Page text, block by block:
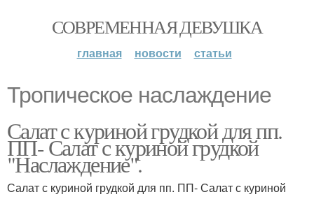
СОВРЕМЕННАЯ ДЕВУШКА
главная новости статьи
Тропическое наслаждение
Салат с куриной грудкой для пп.
ПП- Салат с куриной грудкой
"Наслаждение".
Салат с куриной грудкой для пп. ПП- Салат с куриной